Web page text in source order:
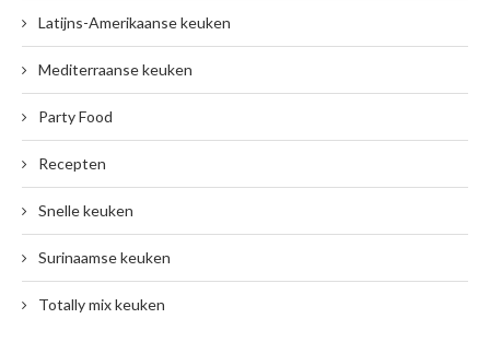
Latijns-Amerikaanse keuken
Mediterraanse keuken
Party Food
Recepten
Snelle keuken
Surinaamse keuken
Totally mix keuken